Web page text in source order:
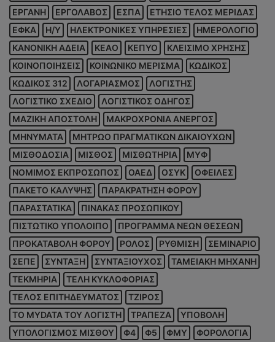
ΕΡΓΑΝΗ
ΕΡΓΟΛΑΒΟΣ ΕΣΠΑ
ΕΤΗΣΙΟ ΤΕΛΟΣ ΜΕΡΙΔΑΣ
ΕΦΚΑ
Η/Υ ΗΛΕΚΤΡΟΝΙΚΕΣ ΥΠΗΡΕΣΙΕΣ
ΗΜΕΡΟΛΟΓΙΟ
ΚΑΝΟΝΙΚΗ ΑΔΕΙΑ
ΚΕΑΟ ΚΕΠΥΟ
ΚΛΕΙΣΙΜΟ ΧΡΗΣΗΣ
ΚΟΙΝΟΠΟΙΗΣΕΙΣ
ΚΟΙΝΩΝΙΚΟ ΜΕΡΙΣΜΑ
ΚΩΔΙΚΟΣ
ΚΩΔΙΚΟΣ 312
ΛΟΓΑΡΙΑΣΜΟΣ
ΛΟΓΙΣΤΗΣ
ΛΟΓΙΣΤΙΚΟ ΣΧΕΔΙΟ
ΛΟΓΙΣΤΙΚΟΣ ΟΔΗΓΟΣ
ΜΑΖΙΚΗ ΑΠΟΣΤΟΛΗ
ΜΑΚΡΟΧΡΟΝΙΑ ΑΝΕΡΓΟΣ
ΜΗΝΥΜΑΤΑ
ΜΗΤΡΩΟ ΠΡΑΓΜΑΤΙΚΩΝ ΔΙΚΑΙΟΥΧΩΝ
ΜΙΣΘΟΔΟΣΙΑ
ΜΙΣΘΟΣ ΜΙΣΘΩΤΗΡΙΑ
ΜΥΦ
ΝΟΜΙΜΟΣ ΕΚΠΡΟΣΩΠΟΣ
ΟΑΕΔ ΟΣΥΚ
ΟΦΕΙΛΕΣ
ΠΑΚΕΤΟ ΚΑΛΥΨΗΣ
ΠΑΡΑΚΡΑΤΗΣΗ ΦΟΡΟΥ
ΠΑΡΑΣΤΑΤΙΚΑ
ΠΙΝΑΚΑΣ ΠΡΟΣΩΠΙΚΟΥ
ΠΙΣΤΩΤΙΚΟ ΥΠΟΛΟΙΠΟ
ΠΡΟΓΡΑΜΜΑ ΝΕΩΝ ΘΕΣΕΩΝ
ΠΡΟΚΑΤΑΒΟΛΗ ΦΟΡΟΥ
ΡΟΛΟΣ ΡΥΘΜΙΣΗ
ΣΕΜΙΝΑΡΙΟ
ΣΕΠΕ
ΣΥΝΤΑΞΗ ΣΥΝΤΑΞΙΟΥΧΟΣ
ΤΑΜΕΙΑΚΗ ΜΗΧΑΝΗ
ΤΕΚΜΗΡΙΑ
ΤΕΛΗ ΚΥΚΛΟΦΟΡΙΑΣ
ΤΕΛΟΣ ΕΠΙΤΗΔΕΥΜΑΤΟΣ
ΤΖΙΡΟΣ
ΤΟ MYDATA ΤΟΥ ΛΟΓΙΣΤΗ
ΤΡΑΠΕΖΑ
ΥΠΟΒΟΛΗ
ΥΠΟΛΟΓΙΣΜΟΣ ΜΙΣΘΟΥ
Φ4 Φ5 ΦΜΥ
ΦΟΡΟΛΟΓΙΑ